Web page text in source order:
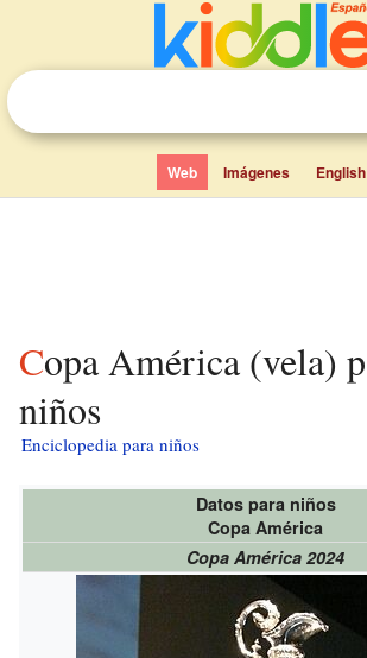
Web Imágenes English
Copa América (vela) para
niños
Enciclopedia para niños
Datos para niños
Copa América
Copa América 2024